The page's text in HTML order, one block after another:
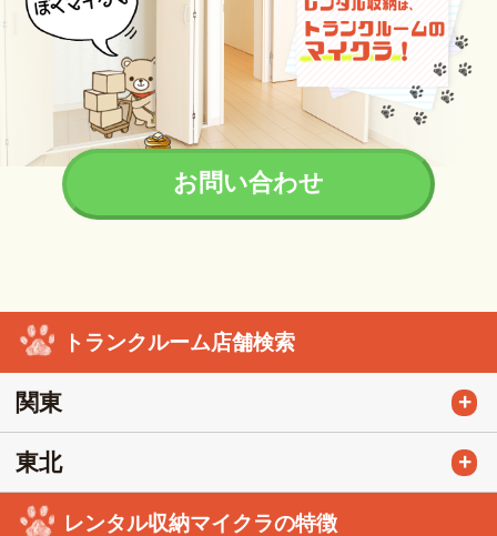
お問い合わせ
トランクルーム店舗検索
関東 +
東北 +
レンタル収納マイクラの特徴